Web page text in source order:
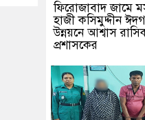
ফিরোজাবাদ জামে
হাজী কসিমুদ্দীন
উন্নয়নে আশ্বাস
প্রশাসকের